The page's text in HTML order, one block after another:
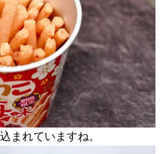
まれていますね。